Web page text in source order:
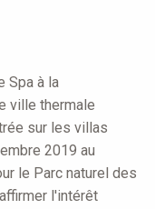
Spa à la
ville thermale
sur les villas
2019 au
le Parc naturel des
l'intérêt